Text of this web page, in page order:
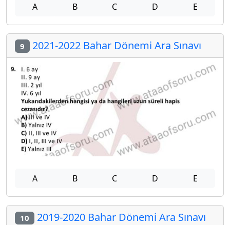
A B C D E
9 2021-2022 Bahar Dönemi Ara Sınavı
A B C D E
10 2019-2020 Bahar Dönemi Ara Sınavı